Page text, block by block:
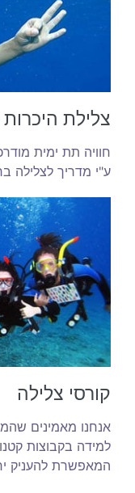
צלילת היכרות
ע"י מדריך לצלילה
קורסי צלילה
אנחנו מאמינים
למידה בקבוצות
המאפשרת להעניק